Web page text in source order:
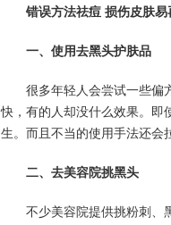
错误方法祛痘 损伤皮肤易
一、使用去黑头护肤品
很多年轻人会尝试一些偏
快，有的人却没什么效果。即
生。而且不当的使用手法还会
二、去美容院挑黑头
不少美容院提供挑粉刺、